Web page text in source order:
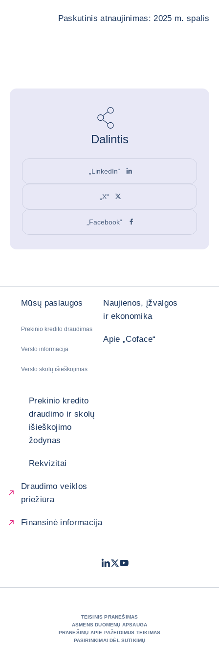
Paskutinis atnaujinimas: 2025 m. spalis
Dalintis
„LinkedIn“
„X“
„Facebook“
Mūsų paslaugos
Prekinio kredito draudimas
Verslo informacija
Verslo skolų išieškojimas
Naujienos, įžvalgos
ir ekonomika
Apie „Coface“
Prekinio kredito
draudimo ir skolų
išieškojimo
žodynas
Rekvizitai
Draudimo veiklos
priežiūra
Finansinė informacija
LinkedIn
TwitterYoutube
TEISINIS PRANEŠIMAS
ASMENS DUOMENŲ APSAUGA
PRANEŠIMŲ APIE PAŽEIDIMUS TEIKIMAS
PASIRINKIMAI DĖL SUTIKIMŲ